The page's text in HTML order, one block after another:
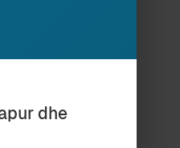
mund të
dhe